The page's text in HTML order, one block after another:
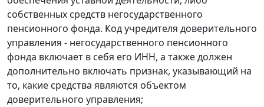
собственных средств негосударственного
пенсионного фонда. Код учредителя доверительного
управления - негосударственного пенсионного
фонда включает в себя его ИНН, а также должен
дополнительно включать признак, указывающий на
то, какие средства являются объектом
доверительного управления;